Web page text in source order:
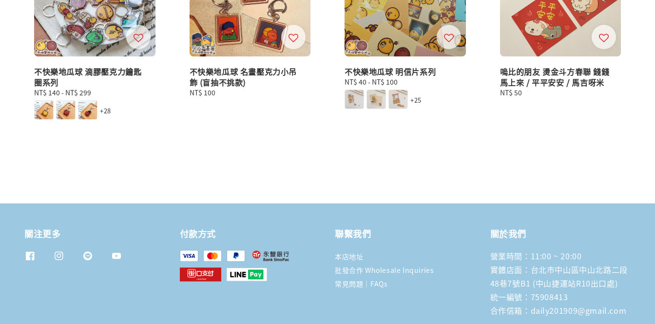
不快樂地瓜球 滴膠壓克力鑰匙
圈系列
Regular
price
NT$ 140 - NT$ 299
+28
不快樂地瓜球 名畫壓克力小吊
飾 (盲抽不挑款)
Regular
NT$ 100
不快樂地瓜球 明信片系列
Regular
price
NT$ 40 - NT$ 100
+25
嗚比的朋友 燙金斗方春聯 錢錢
馬上來 / 平平安安 / 馬吉呀米
Regular
NT$ 50
關注更多 付款方式 聯繫我們
本店地址
批發合作 Wholesale Inquiries
常見問題｜FAQs
關於我們
營業時間：11:00 ~ 20:00
實體店面：台北市中山區中山北路二段
48巷7號B1 (中山捷運站R10出口處)
統一編號：75908413
合作信箱：daily201909@gmail.com